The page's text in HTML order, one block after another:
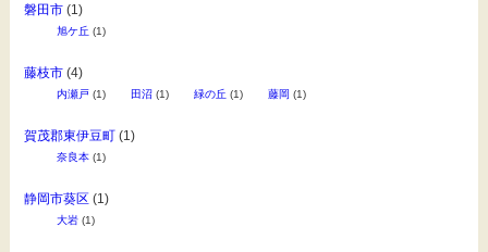
磐田市(1)
旭ケ丘 (1)
藤枝市(4)
内瀬戸(1) 田沼(1) 緑の丘 (1) 藤岡 (1)
賀茂郡東伊豆町(1)
奈良本(1)
静岡市葵区 (1)
大岩(1)